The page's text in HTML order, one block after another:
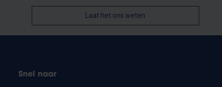
Laat het ons weten
Snel naar